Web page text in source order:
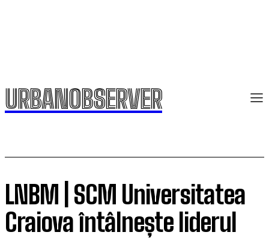
URBANOBSERVER
LNBM | SCM Universitatea
Craiova întâlnește liderul